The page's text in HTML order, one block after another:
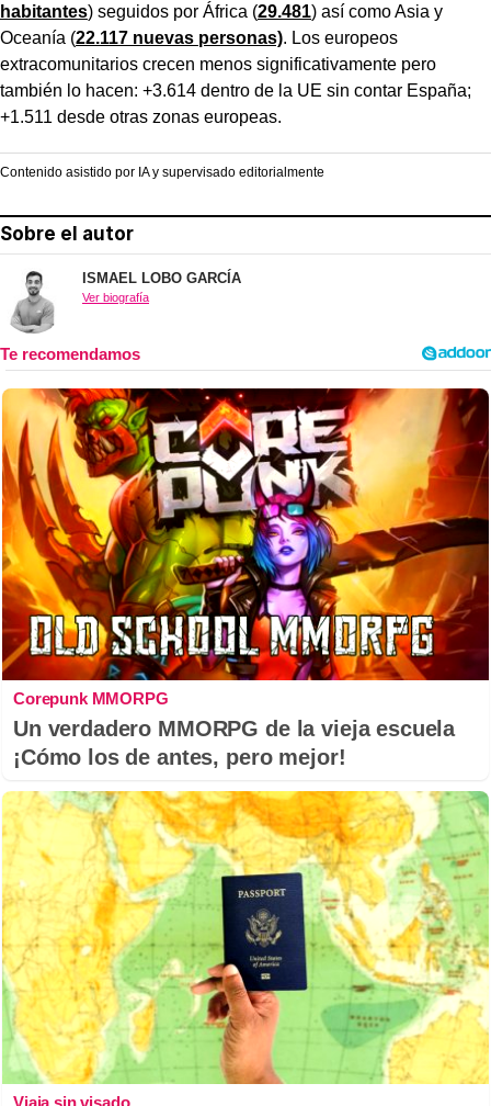
habitantes) seguidos por África (29.481) así como Asia y
Oceanía (22.117 nuevas personas). Los europeos
extracomunitarios crecen menos significativamente pero
también lo hacen: +3.614 dentro de la UE sin contar España;
+1.511 desde otras zonas europeas.
Contenido asistido por IA y supervisado editorialmente
Sobre el autor
ISMAEL LOBO GARCÍA
Ver biografía
Corepunk MMORPG
Un verdadero MMORPG de la vieja escuela
¡Cómo los de antes, pero mejor!
Viaja sin visado